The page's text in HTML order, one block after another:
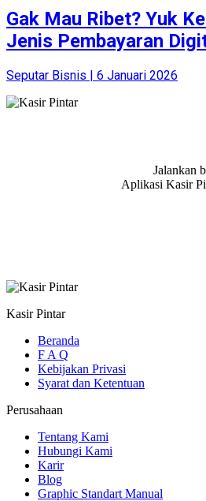
Gak Mau Ribet? Yuk
Jenis Pembayaran
Seputar Bisnis | 6 Januari 2026
Jalankan
Aplikasi Kasir
Kasir Pintar
Beranda
F A Q
Kebijakan Privasi
Syarat dan Ketentuan
Perusahaan
Tentang Kami
Hubungi Kami
Karir
Blog
Graphic Standart Manual